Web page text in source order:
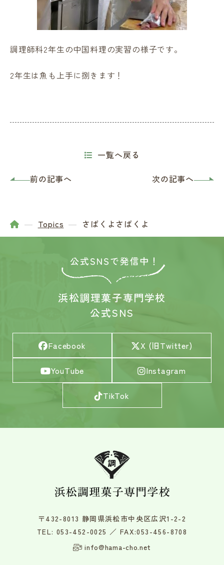
調理師科2年生の中国料理の実習の様子です。
2年生は魚も上手に捌きます！
前の記事へ
一覧へ戻る
次の記事へ
Topics さばくよさばくよ
浜松調理菓子専門学校
公式SNS
Facebook X (旧Twitter)
YouTube Instagram
TikTok
〒432-8013 静岡県浜松市中央区広沢1-2-2
TEL: 053-452-0025 ／ FAX:053-456-8708
info@hama-cho.net